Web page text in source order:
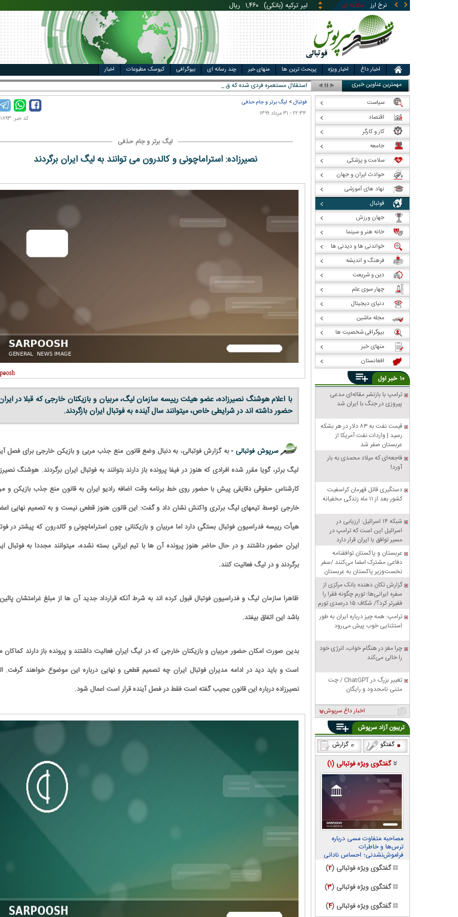
نرخ ارز مبادله ای قیمت طلا قیمت سکه قیمت خودرو
یوان چین (بانکی) ۵,۸۶۹ ریال
اخبار داغ اخبار ویژه پربحث ترین ها منهای خبر چند رسانه ای بیوگرافی کیوسک مطبوعات اخبار
مهمترین عناوین خبری استقلال مستعمره فردی شده که قول وزارتخانه
۲۲:۳۴ - ۳۱ مرداد ۱۳۹۹
کد خبر: ۹۹۰۵۰۱۸۹۳
لیگ برتر و جام حذفی
فوتبال> لیگ برتر و جام حذفی
نصیرزاده: استراماچونی و کالدرون می توانند به لیگ ایران برگردند
با اعلام هوشنگ نصیرزاده، عضو هیئت رییسه سازمان لیگ، مربیان و بازیکنان خارجی که قبلا در
حضور داشته اند در شرایطی خاص، میتوانند سال آینده به فوتبال ایران بازگردند.
سرپوش فوتبالی -به گزارش فوتبالی، به دنبال وضع قانون منع جذب مربی و بازیکن خارجی برای فصل
لیگ برتر، گویا مقرر شده افرادی که هنوز در فیفا پرونده باز دارند بتوانند به فوتبال ایران برگردند. هوشنگ
کارشناس حقوقی دقایقی پیش با حضور روی خط برنامه وقت اضافه رادیو ایران به قانون منع جذب بازیکن و
خارجی توسط تیمهای لیگ برتری واکنش نشان داد و گفت: این قانون هنوز قطعی نیست و به تصمیم نهایی
هیأت رییسه فدراسیون فوتبال بستگی دارد اما مربیان و بازیکنانی چون استراماچونی و کالدرون که پيشتر در
ایران حضور داشتند و در حال حاضر هنوز پرونده آن ها با تیم ایرانی بسته نشده، میتوانند مجددا به فوتبال
برگردند و در لیگ فعالیت کنند.
ظاهرا سازمان لیگ و فدراسیون فوتبال قبول کرده اند به شرط آنکه قرارداد جدید آن ها از مبلغ غرامتشان
باشد این اتفاق بیفتد.
بدین صورت امکان حضور مربیان و بازیکنان خارجی که در لیگ ایران فعالیت داشتند و پرونده باز دارند کماکان
است و باید دید در ادامه مدیران فوتبال ایران چه تصمیم قطعی و نهایی درباره این موضوع خواهند گرفت.
نصیرزاده درباره این قانون عجیب گفته است فقط در فصل آینده قرار است اعمال شود.
سیاست
اقتصاد
کار و کارگر
جامعه
سلامت و پزشکی
حوادث ایران و جهان
نهاد های آموزشی
فوتبال
جهان ورزش
خانه هنر و سینما
خواندنی ها و دیدنی ها
فرهنگ و اندیشه
دین و شریعت
چهار سوی علم
دنیای دیجیتال
مجله ماشین
بیوگرافی شخصیت ها
منهای خبر
افغانستان
۱۰ خبراول
ترامپ با بازنشر مقاله‌ای مدعی
پیروزی در جنگ با ایران شد
قیمت نفت به ۸۳ دلار در هر بشکه
رسید | واردات نفت آمریکا از
عربستان صفر شد
فاجعه‌ای که میلاد محمدی به بار
آورد!
دستگیری قاتل قهرمان کراسفیت
کشور بعد از ۱۱ ماه زندگی مخفیانه
شبکه ۱۴ اسرائیل: ارزیابی در
اسرائیل این است که ترامپ در
مسیر توافق با ایران قرار دارد
عربستان و پاکستان توافقنامه
دفاعی مشترک امضا می‌کنند /سفر
نخست‌وزیر پاکستان به عربستان
گزارش تکان‌ دهنده بانک مرکزی از
سفره ایرانی‌ها؛ تورم چگونه فقرا را
فقیرتر کرد؟/ شکاف ۱۵ درصدی تورم
میان فقیر و غنی
ترامپ: همه چیز درباره ایران به طور
استثنایی خوب پیش می‌رود
چرا مغز در هنگام خواب، انرژی خود
را خالی می‌کند
تغییر بزرگ در ChatGPT / چت
متنی نامحدود و رایگان
اخبار داغ سرپوش
تریبون آزاد سرپوش
گفتگو
گزارش
گفتگوی ویژه فوتبالی (۱)
مصاحبه متفاوت مسی درباره
ترس‌ها و خاطرات
فراموش‌نشدنی؛ احساس نادانی
می‌کنمگفتگوی ویژه فوتبالی (۲)
گفتگوی ویژه فوتبالی (۳)
گفتگوی ویژه فوتبالی (۴)